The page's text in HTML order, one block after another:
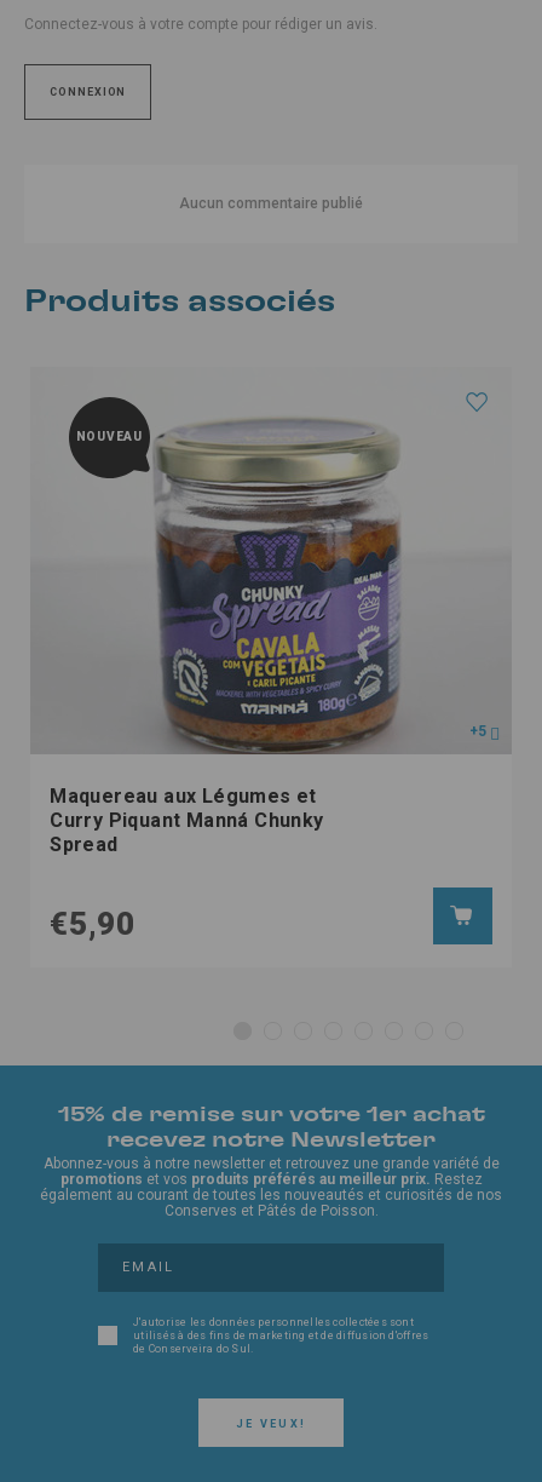
Connectez-vous à votre compte pour rédiger un avis.
CONNEXION
Aucun commentaire publié
Produits associés
NOUVEAU
+5
Maquereau aux Légumes et
Curry Piquant Manná Chunky
Spread
€5,90
15% de remise sur votre 1er achat
recevez notre Newsletter
Abonnez-vous à notre newsletter et retrouvez une grande variété de
promotions et vos produits préférés au meilleur prix. Restez
également au courant de toutes les nouveautés et curiosités de nos
Conserves et Pâtés de Poisson.
JE VEUX!
J'autorise les données personnelles collectées sont
utilisés à des fins de marketing et de diffusion d'offres
de Conserveira do Sul.